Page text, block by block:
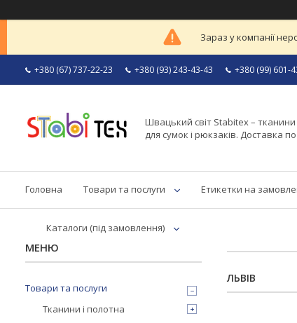
Зараз у компанії
+380 (67) 737-22-23 +380 (93) 243-43-43 +380 (99) 601-
Швацький світ Stabitex – тканини
для сумок і рюкзаків. Доставка по
Головна Товари та послуги Етикетки на
Каталоги (під замовлення)
ЛЬВІВ
Товари та послуги
Тканини і полотна